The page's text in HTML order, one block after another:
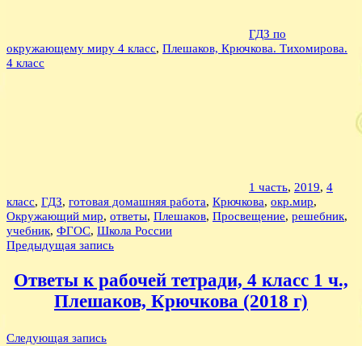
ГДЗ по
окружающему миру 4 класс, Плешаков, Крючкова. Тихомирова.
4 класс
1 часть, 2019, 4
класс, ГДЗ, готовая домашняя работа, Крючкова, окр.мир,
Окружающий мир, ответы, Плешаков, Просвещение, решебник,
учебник, ФГОС, Школа России
Навигация
записям
Предыдущая запись
Ответы к рабочей тетради, 4 класс 1 ч.,
Плешаков, Крючкова (2018 г)
Следующая запись